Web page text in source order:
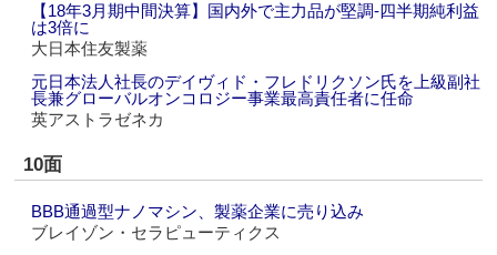
【18年3月期中間決算】国内外で主力品が堅調‐四半期純利益
は3倍に
大日本住友製薬
元日本法人社長のデイヴィド・フレドリクソン氏を上級副社
長兼グローバルオンコロジー事業最高責任者に任命
英アストラゼネカ
10面
BBB通過型ナノマシン、製薬企業に売り込み
ブレイゾン・セラピューティクス